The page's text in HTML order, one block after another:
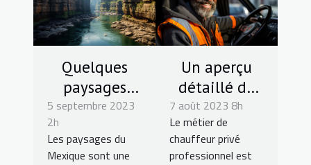
Quelques
paysages
captivants
du Mexique
5 septembre 2023
2h
Les paysages du
Mexique sont une
Un aperçu
détaillé du
métier de
chauffeur
privé
7 août 2023 8h
Le métier de
chauffeur privé
professionnel est